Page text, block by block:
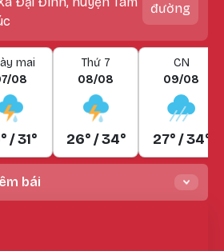
đường
mai
08
/ 31°
Thứ 7
08/08
26° / 34°
CN
09/08
27° / 34°
bái